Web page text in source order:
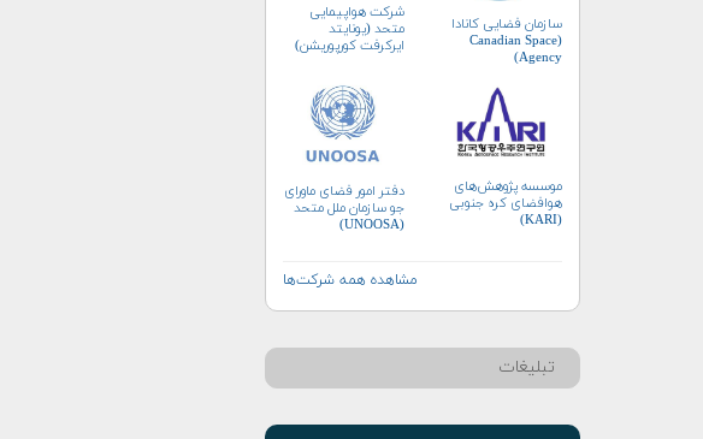
سازمان فضایی کانادا
(Canadian Space
Agency)
شرکت هواپیمایی
متحد (یونایتد
ایرکرفت کورپوریشن)
موسسه پژوهش‌های
هوافضای کره جنوبی
(KARI)
دفتر امور فضای ماورای
جو سازمان ملل متحد
(UNOOSA)
مشاهده همه شرکت‌ها
تبلیغات